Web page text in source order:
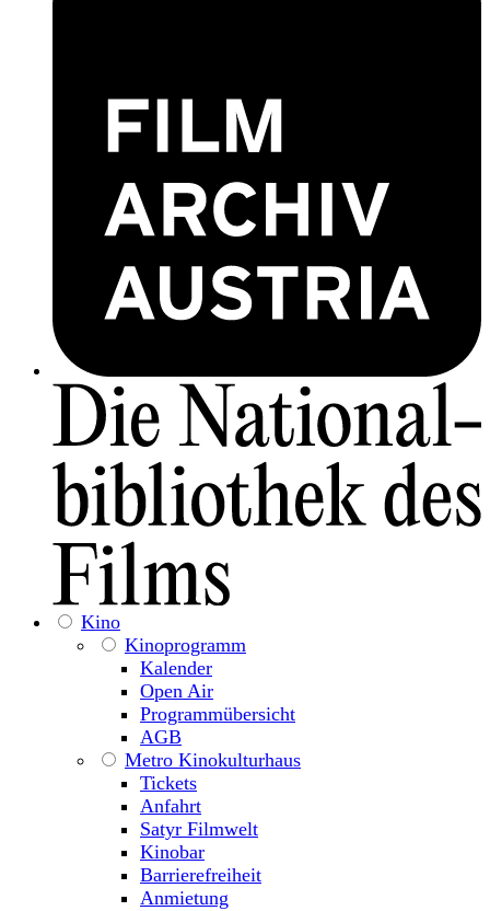
Kino
Kinoprogramm
Kalender
Open Air
Programmübersicht
AGB
Metro Kinokulturhaus
Tickets
Anfahrt
Satyr Filmwelt
Kinobar
Barrierefreiheit
Anmietung